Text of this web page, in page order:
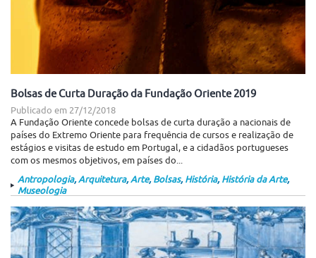
Bolsas de Curta Duração da Fundação Oriente 2019
Publicado em 27/12/2018
A Fundação Oriente concede bolsas de curta duração a nacionais de
países do Extremo Oriente para frequência de cursos e realização de
estágios e visitas de estudo em Portugal, e a cidadãos portugueses
com os mesmos objetivos, em países do...
Antropologia,Arquitetura,Arte, Bolsas, História, História da Arte,
Museologia